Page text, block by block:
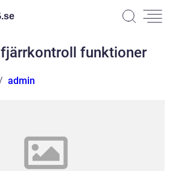
se
funktioner
admin